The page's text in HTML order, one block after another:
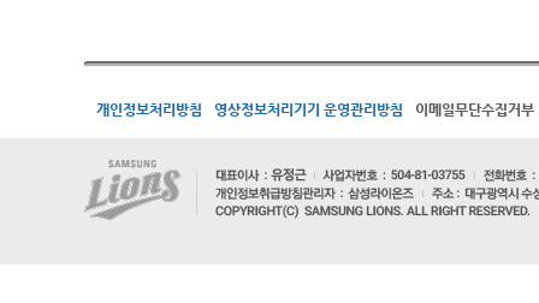
개인정보처리방침 영상정보처리기기 운영관리방침 이메일무단수집거부